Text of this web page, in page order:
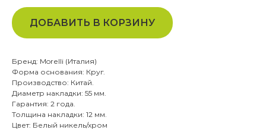
ДОБАВИТЬ В КОРЗИНУ
Бренд: Morelli (Италия)
Форма основания: Круг.
Производство: Китай.
Диаметр накладки: 55 мм.
Гарантия: 2 года.
Толщина накладки: 12 мм.
Цвет: Белый никель/хром